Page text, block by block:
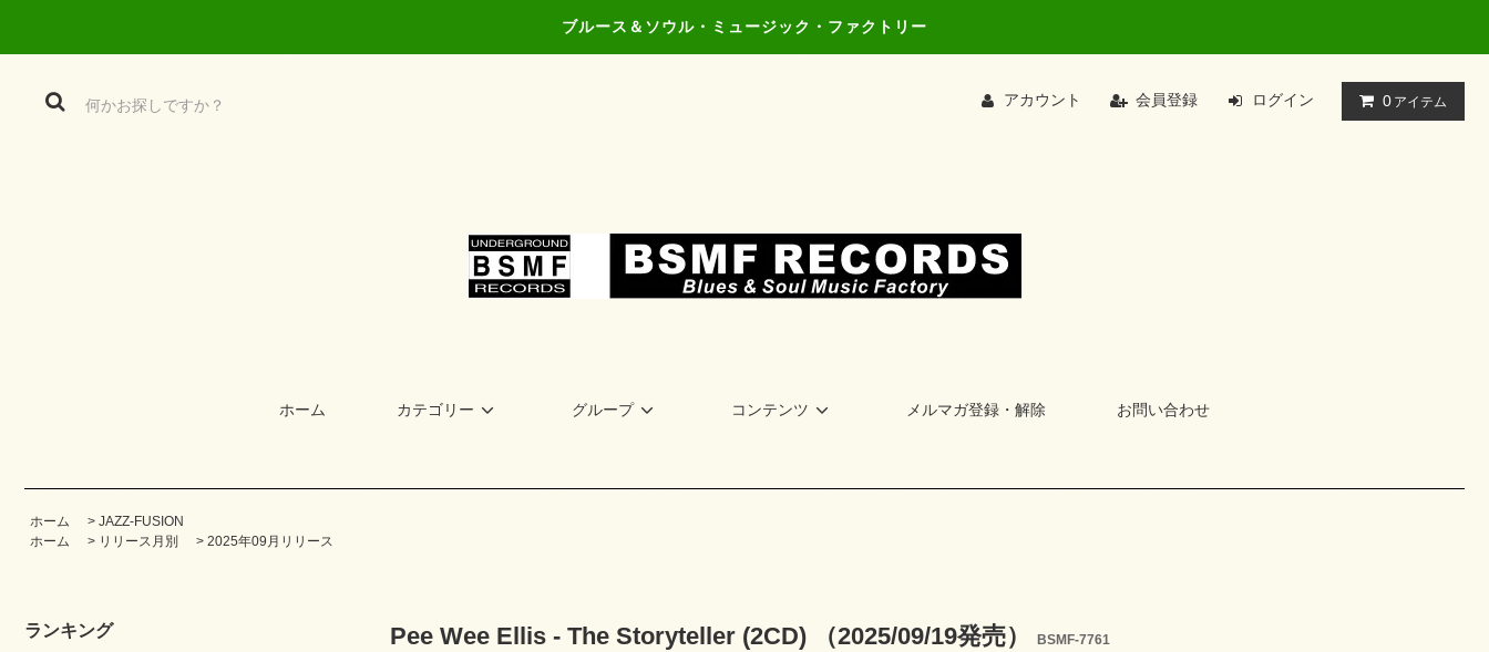
ブルース＆ソウル・ミュージック・ファクトリー
アカウント 会員登録 ログイン 0 アイテム
ホーム カテゴリー グループ コンテンツ メルマガ登録・解除 お問い合わせ
ホーム > JAZZ-FUSION
ホーム
> リリース月別 > 2025年09月リリース
ランキング Pee Wee Ellis - The Storyteller (2CD) （2025/09/19発売） BSMF-7761